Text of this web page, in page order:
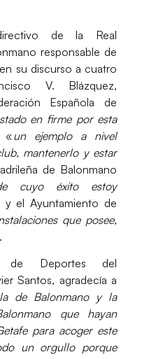
de la Real
responsable de
su discurso a cuatro
V. Blázquez,
Española de
en firme por esta
«un ejemplo a nivel
mantenerlo y estar
de Balonmano
cuyo éxito estoy
y el Ayuntamiento de
que posee,
de Deportes del
Santos, agradecía a
de Balonmano y la
que hayan
para acoger este
un orgullo porque